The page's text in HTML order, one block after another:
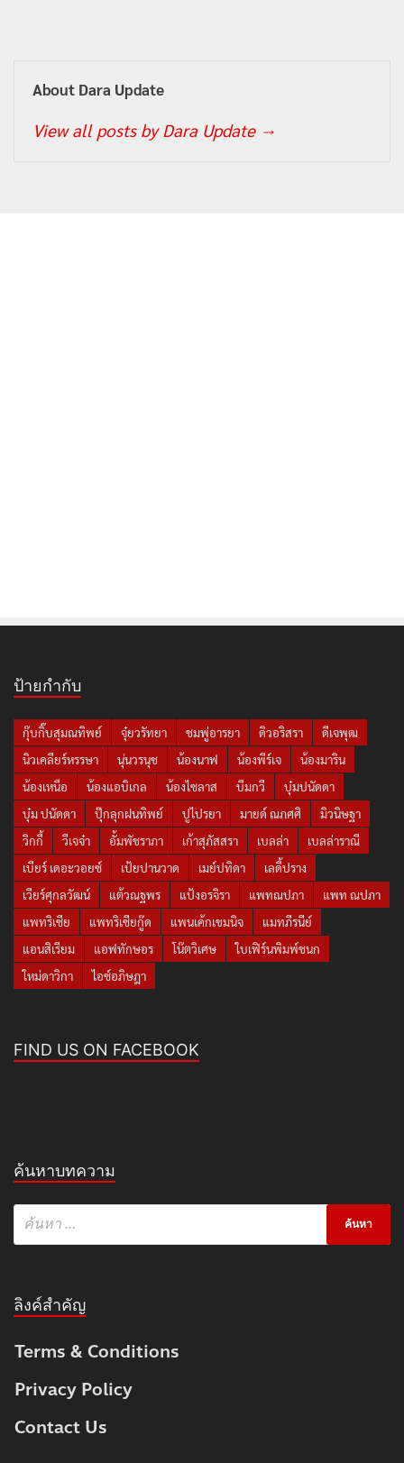
About Dara Update
View all posts by Dara Update →
ป้ายกำกับ
กุ๊บกิ๊บสุมณทิพย์ จุ๋ยวรัทยา ชมพู่อารยา ดิวอริสรา
ดีเจพุฒ
นิวเคลียร์หรรษา
นุ่นวรนุช น้องนาฟ น้องพีร์เจ
น้องมาริน
น้องเหนือ
น้องแอบิเกล น้องไซลาส บีมกวี
บุ๋มปนัดดา
บุ๋ม ปนัดดา
ปุ๊กลุกฝนทิพย์ ปูไปรยา มายด์ ณภศศิ
มิวนิษฐา
วิกกี้
วีเจจ๋า อั้มพัชราภา เก้าสุภัสสรา เบลล่า
เบลล่าราณี
เบียร์ เดอะวอยซ์
เป้ยปานวาด เมย์ปทิดา
เลดี้ปราง
เวียร์ศุกลวัฒน์
แต้วณฐพร แป้งอรจิรา แพทณปภา
แพท ณปภา
แพทริเซีย
แพทริเซียกู๊ด แพนเค้กเขมนิจ
แมทภีรนีย์
แอนสิเรียม
แอฟทักษอร โน๊ตวิเศษ
ใบเฟิร์นพิมพ์ชนก
ใหม่ดาวิกา
ไอซ์อภิษฎา
FIND US ON FACEBOOK
ค้นหาบทความ
ลิงค์สำคัญ
Terms & Conditions
Privacy Policy
Contact Us